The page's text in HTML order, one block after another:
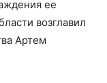
ее
возглавил
Артем